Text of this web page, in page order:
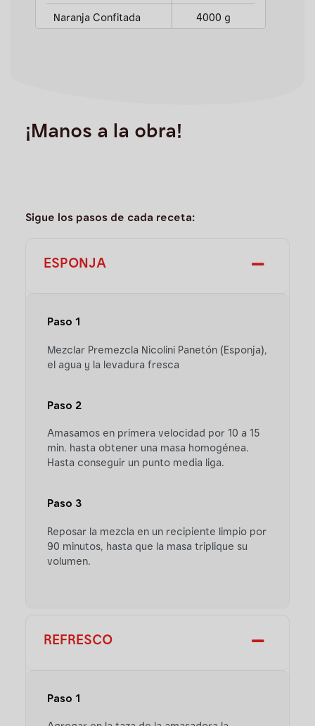
Naranja Confitada 4000 g
¡Manos a la obra!
Sigue los pasos de cada receta:
ESPONJA
Paso 1
Mezclar Premezcla Nicolini Panetón (Esponja),
el agua y la levadura fresca
Paso 2
Amasamos en primera velocidad por 10 a 15
min. hasta obtener una masa homogénea.
Hasta conseguir un punto media liga.
Paso 3
Reposar la mezcla en un recipiente limpio por
90 minutos, hasta que la masa triplique su
volumen.
REFRESCO
Paso 1